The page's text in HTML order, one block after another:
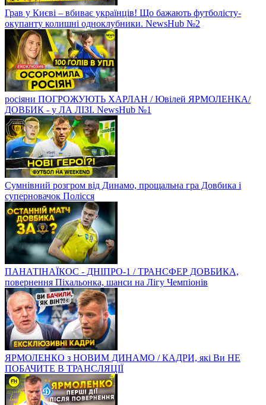
Грав у Києві – вбиває українців! Що бажають футболісту-
окупанту колишні одноклубники. NewsHub №2
росіяни ПОГРОЖУЮТЬ ХАРЛАН / Ювілей ЯРМОЛЕНКА/
ДОВБИК - у ЛА ЛІЗІ. NewsHub №1
Сумнівний розгром від Динамо, прощальна гра Довбика і
суперновачок Полісся
ПАНАТІНАЇКОС - ДНІПРО-1 / ТРАНСФЕР ДОВБИКА,
повернення Піхальонка, шанси на Лігу Чемпіонів
ЯРМОЛЕНКО з НОВИМ ДИНАМО / КАДРИ, які Ви НЕ
ПОБАЧИТЕ В ТРАНСЛЯЦІЇ